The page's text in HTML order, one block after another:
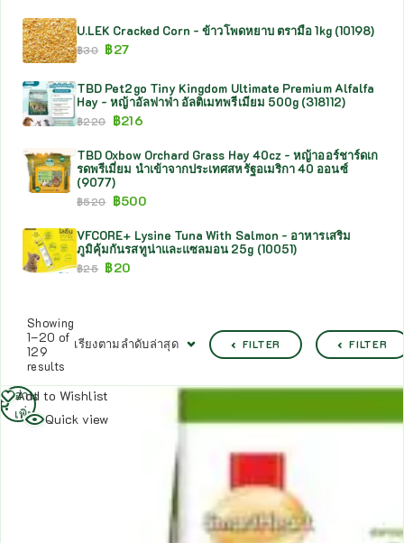
U.LEK Cracked Corn - ข้าวโพดหยาบ ตรามือ 1kg (10198)
฿30 ฿27
TBD Pet2go Tiny Kingdom Ultimate Premium Alfalfa
Hay - หญ้าอัลฟาฟ่า อัลติเมทพรีเมียม 500g (318112)
฿220 ฿216
TBD Oxbow Orchard Grass Hay 40cz - หญ้าออร์ชาร์ดเก
รดพรีเมี่ยม นำเข้าจากประเทศสหรัฐอเมริกา 40 ออนซ์
(9077)
฿520 ฿500
VFCORE+ Lysine Tuna With Salmon - อาหารเสริม
ภูมิคุ้มกันรสทูน่าและแซลมอน 25g (10051)
฿25 ฿20
Showing
1–20 of
129
results
เรียงตามลำดับล่าสุด FILTER FILTER
Add to Wishlist
Quick view
อ่าน
เพิ่ม